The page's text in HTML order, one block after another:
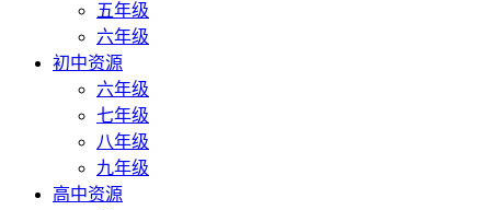
五年级
六年级
初中资源
六年级
七年级
八年级
九年级
高中资源